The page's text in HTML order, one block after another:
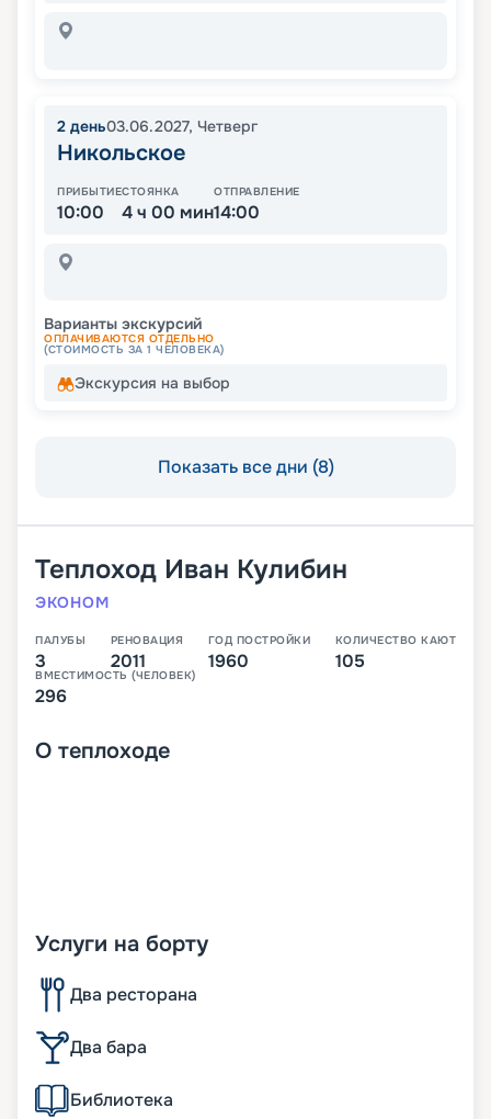
2 день03.06.2027, Четверг
Никольское
ПРИБЫТИЕ
10:00
СТОЯНКА
4 ч 00 мин
ОТПРАВЛЕНИЕ
14:00
Варианты экскурсий
ОПЛАЧИВАЮТСЯ ОТДЕЛЬНО
(СТОИМОСТЬ ЗА 1 ЧЕЛОВЕКА)
Экскурсия на выбор
Показать все дни (8)
Теплоход Иван Кулибин
ЭКОНОМ
ПАЛУБЫ
3
РЕНОВАЦИЯ
2011
ГОД ПОСТРОЙКИ
1960
КОЛИЧЕСТВО КАЮТ
105
ВМЕСТИМОСТЬ (ЧЕЛОВЕК)
296
О теплоходе
Услуги на борту
Два ресторана
Два бара
Библиотека